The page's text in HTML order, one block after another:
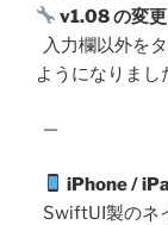
v1.08 の変
入力欄以外を
ようになりまし
iPhone /
SwiftUI製のネ